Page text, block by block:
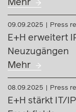
Mehr
09.10.2025
E+H wurde
1000
Mehr
09.09.2025 Press
E+H erweitert